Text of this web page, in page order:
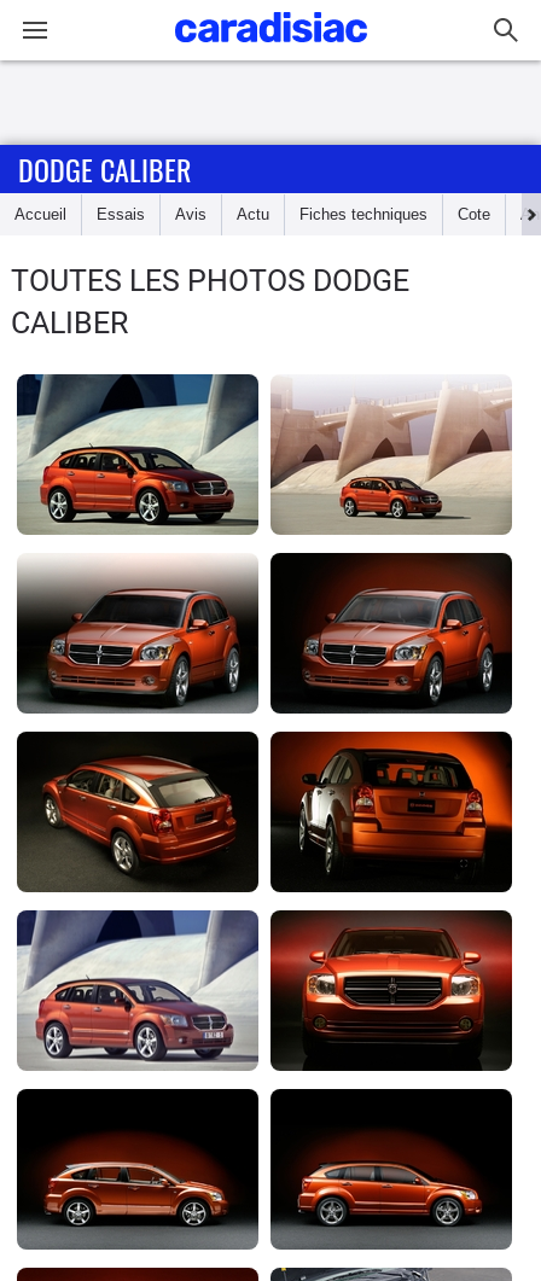
Accueil
Essais
d'achat
Electriques
Utilitaires
Flottes
Auto
Services
Forum
Moto
Marques
DODGE CALIBER
Accueil Essais Avis Actu Fiches techniques Cote
TOUTES LES PHOTOS DODGE
CALIBER